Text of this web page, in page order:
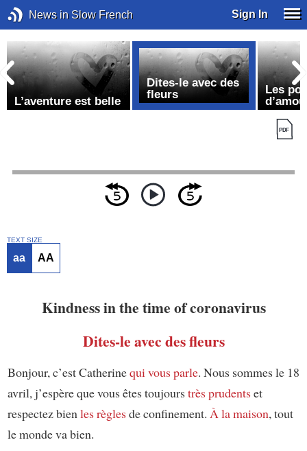
News in Slow French Sign In
L’aventure est belle
Dites-le avec des
fleurs
Les
TEXT SIZE
aa AA
Kindness in the time of coronavirus
Dites-le avec des fleurs
Bonjour, c’est Catherinequi vous parle. Nous sommes le 18
avril, j’espère que vous êtes toujourstrès prudentset
respectez bienles règlesde confinement. À la maison, tout
le monde va bien.